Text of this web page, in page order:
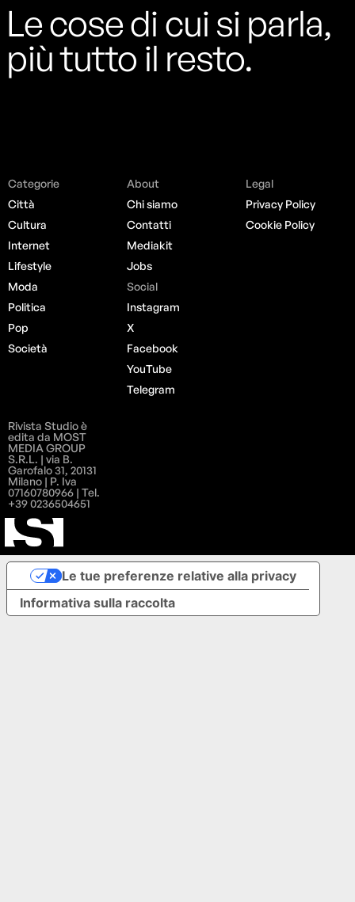
Le cose di cui si parla,
più tutto il resto.
Categorie
Città
Cultura
Internet
Lifestyle
Moda
Politica
Pop
Società
About
Chi siamo
Contatti
Mediakit
Jobs
Social
Instagram
X
Facebook
YouTube
Telegram
Legal
Privacy Policy
Cookie Policy
Rivista Studio è
edita da MOST
MEDIA GROUP
S.R.L. | via B.
Garofalo 31, 20131
Milano | P. Iva
07160780966 | Tel.
+39 0236504651
Informativa sulla raccolta
Le tue preferenze relative alla privacy